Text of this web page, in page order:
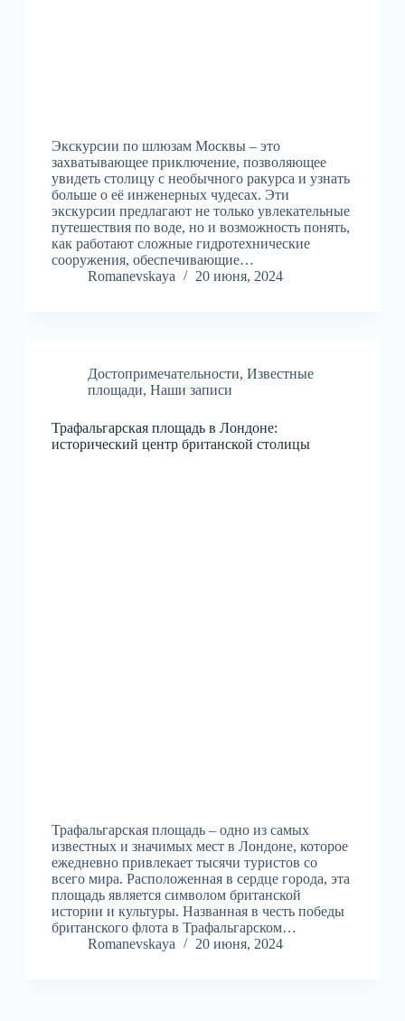
Экскурсии по шлюзам Москвы – это
захватывающее приключение, позволяющее
увидеть столицу с необычного ракурса и узнать
больше о её инженерных чудесах. Эти
экскурсии предлагают не только увлекательные
путешествия по воде, но и возможность понять,
как работают сложные гидротехнические
сооружения, обеспечивающие…
Romanevskaya
20 июня, 2024
Достопримечательности, Известные
площади, Наши записи
Трафальгарская площадь в Лондоне:
исторический центр британской столицы
Трафальгарская площадь – одно из самых
известных и значимых мест в Лондоне, которое
ежедневно привлекает тысячи туристов со
всего мира. Расположенная в сердце города, эта
площадь является символом британской
истории и культуры. Названная в честь победы
британского флота в Трафальгарском…
Romanevskaya
20 июня, 2024